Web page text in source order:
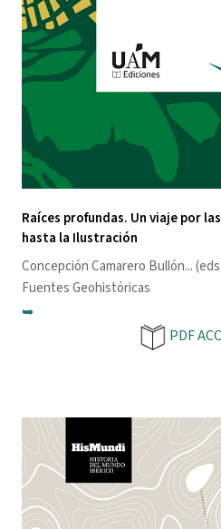
Raíces profundas. Un viaje por
hasta la Ilustración
Concepción Camarero Bullón...
Fuentes Geohistóricas
➥
PDF